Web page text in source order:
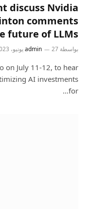
discuss Nvidia
comments
future of LLMs
بواسطة admin 27 يونيو، 2023
on July 11-12, to hear
AI investments
for…